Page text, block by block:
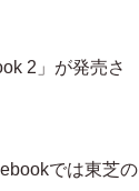
2」が発売さ
では東芝の